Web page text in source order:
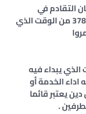
التقادم في
الحقوق المذكورة في المادتين 379 و 378 من الوقت الذي
يبداء فيه
الخدمة أو
يعتبر قائما
.